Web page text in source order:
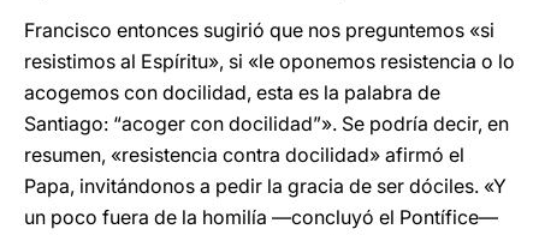
Francisco entonces sugirió que nos preguntemos «si
resistimos al Espíritu», si «le oponemos resistencia o lo
acogemos con docilidad, esta es la palabra de
Santiago: “acoger con docilidad”». Se podría decir, en
resumen, «resistencia contra docilidad» afirmó el
Papa, invitándonos a pedir la gracia de ser dóciles. «Y
un poco fuera de la homilía —concluyó el Pontífice—